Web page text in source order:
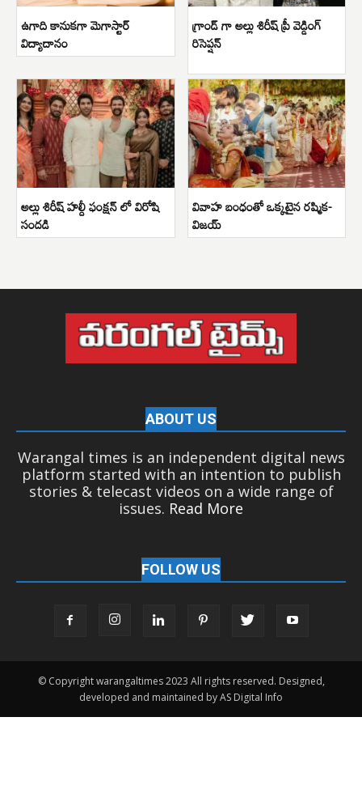
ఉగాది కానుకగా మెగాస్టార్
విద్యాదానం
గ్రాండ్ గా అల్లు శిరీష్ ప్రీ వెడ్డింగ్
రిసెప్షన్
అల్లు శిరీష్ హల్దీ ఫంక్షన్ లో విరోషి
సందడి
వివాహ బంధంతో ఒక్కటైన రష్మిక-
విజయ్
ABOUT US
Warangal times is an independent digital news
platform started with an intention to publish
stories & telecast videos on a wide range of
issues. Read More
FOLLOW US
© Copyright warangaltimes 2023 All rights reserved. Designed,
developed and maintained by AS Digital Info